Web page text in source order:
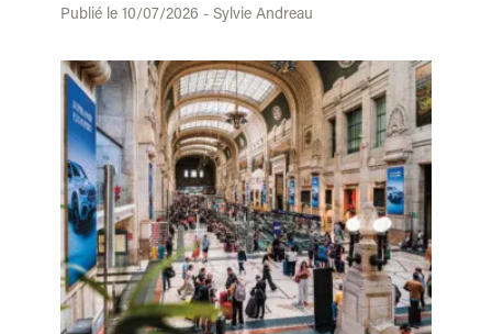
Publié le 10/07/2026 - Sylvie Andreau